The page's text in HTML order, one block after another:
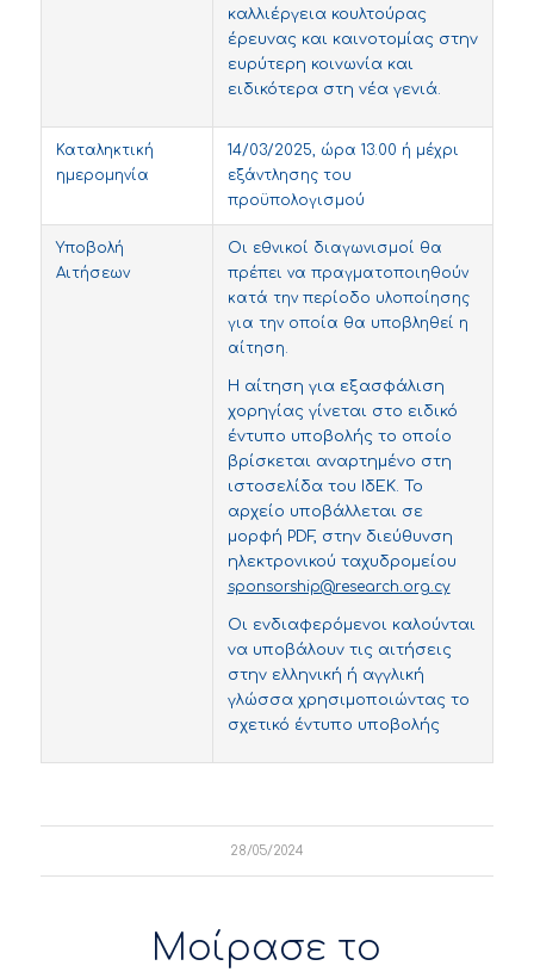
καλλιέργεια κουλτούρας
έρευνας και καινοτομίας στην
ευρύτερη κοινωνία και
ειδικότερα στη νέα γενιά.
Καταληκτική
ημερομηνία
14/03/2025, ώρα 13.00 ή μέχρι
εξάντλησης του
προϋπολογισμού
Υποβολή
Αιτήσεων
Οι εθνικοί διαγωνισμοί θα
πρέπει να πραγματοποιηθούν
κατά την περίοδο υλοποίησης
για την οποία θα υποβληθεί η
αίτηση.
Η αίτηση για εξασφάλιση
χορηγίας γίνεται στο ειδικό
έντυπο υποβολής το οποίο
βρίσκεται αναρτημένο στη
ιστοσελίδα του ΙδΕΚ. Το
αρχείο υποβάλλεται σε
μορφή PDF, στην διεύθυνση
ηλεκτρονικού ταχυδρομείου
sponsorship@research.org.cy
Οι ενδιαφερόμενοι καλούνται
να υποβάλουν τις αιτήσεις
στην ελληνική ή αγγλική
γλώσσα χρησιμοποιώντας το
σχετικό έντυπο υποβολής
28/05/2024
Μοίρασε το